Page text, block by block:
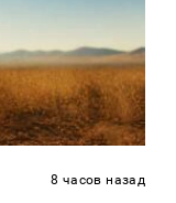
8 часов назад